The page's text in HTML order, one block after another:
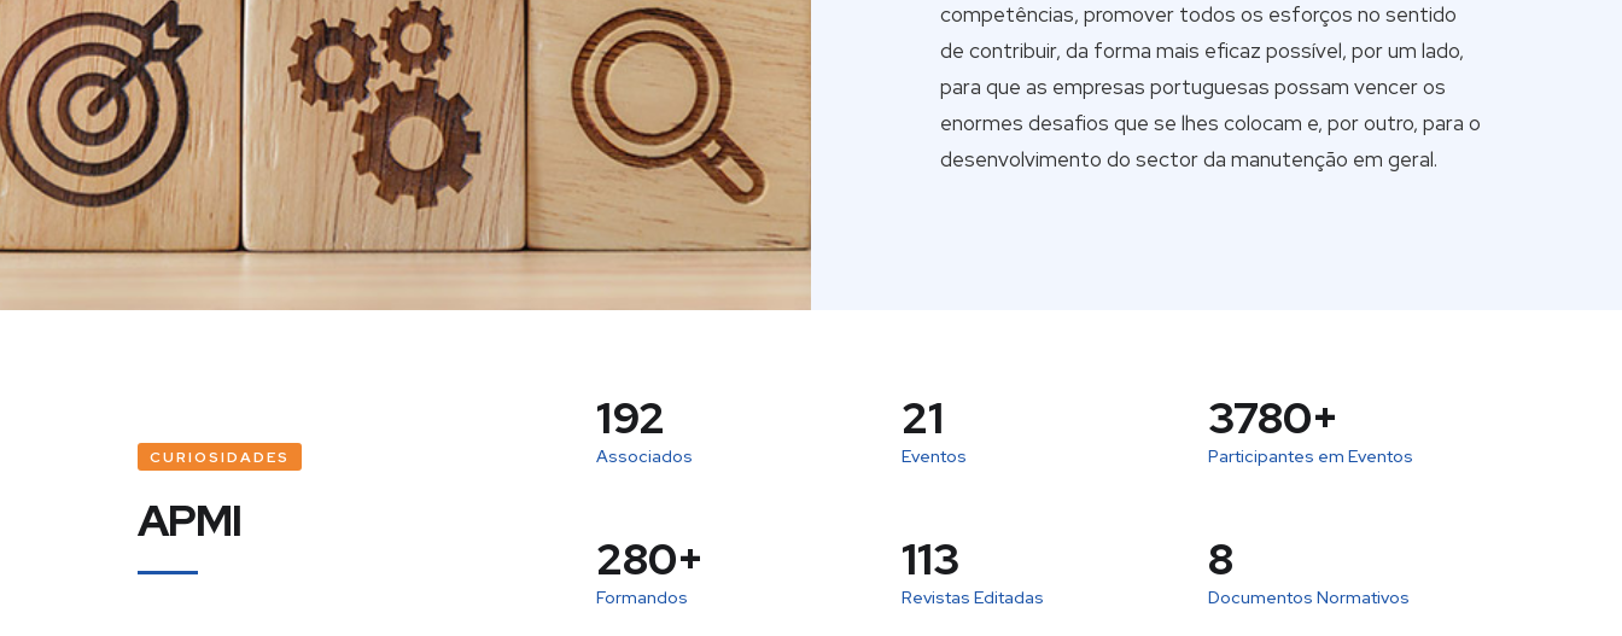
competências, promover todos os esforços no sentido
de contribuir, da forma mais eficaz possível, por um lado,
para que as empresas portuguesas possam vencer os
enormes desafios que se lhes colocam e, por outro, para o
desenvolvimento do sector da manutenção em geral.
CURIOSIDADES
APMI
274
Associados
30
Eventos
5400+
Participantes em Eventos
400+
Formandos
162
Revistas Editadas
12
Documentos Normativos